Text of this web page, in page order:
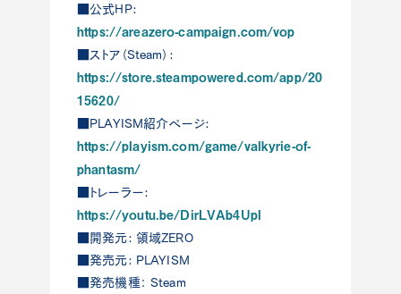
■公式HP:
https://areazero-campaign.com/vop
■ストア（Steam）:
https://store.steampowered.com/app/20
15620/
■PLAYISM紹介ページ:
https://playism.com/game/valkyrie-of-
phantasm/
■トレーラー:
https://youtu.be/DirLVAb4UpI
■開発元: 領域ZERO
■発売元: PLAYISM
■発売機種： Steam